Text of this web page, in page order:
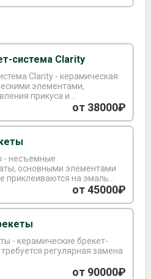
система Clarity
- керамическая
элементами,
прикуса и
от 38000₽
- несъемные
основными элементами
приклеиваются на эмаль
от 45000₽
- керамические брекет-
от 90000₽